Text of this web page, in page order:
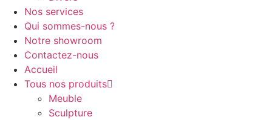
Nos services
Qui sommes-nous ?
Notre showroom
Contactez-nous
Accueil
Tous nos produits
Meuble
Sculpture